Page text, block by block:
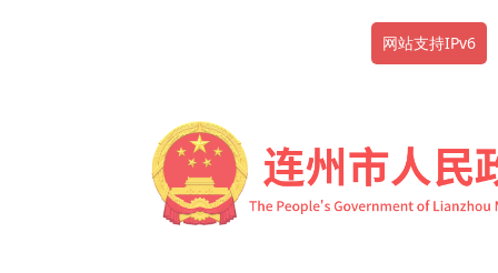
网站支持IPv6